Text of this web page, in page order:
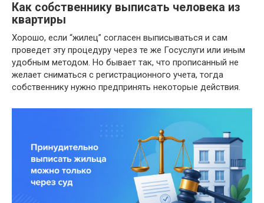
Как собственнику выписать человека из
квартиры
Хорошо, если “жилец” согласен выписываться и сам
проведет эту процедуру через те же Госуслуги или иным
удобным методом. Но бывает так, что прописанный не
желает сниматься с регистрационного учета, тогда
собственнику нужно предпринять некоторые действия.